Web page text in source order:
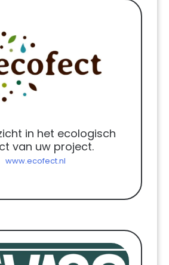
in het ecologisch
van uw project.
www.ecofect.nl